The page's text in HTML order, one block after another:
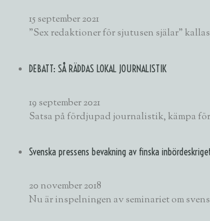
15 september 2021
”Sex redaktioner för sjutusen själar”
DEBATT: SÅ RÄDDAS LOKAL JOURNALISTIK
19 september 2021
Satsa på fördjupad journalistik, kämpa
Svenska pressens bevakning av finska
20 november 2018
Nu är inspelningen av seminariet om